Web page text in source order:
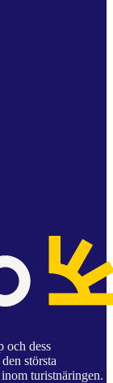
och dess
största
turistnäringen.